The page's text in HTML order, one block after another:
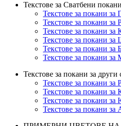
Текстове за Сватбени покани
Текстове за покани за
Текстове за покани за
Текстове за покани за
Текстове за покани
Текстове за покани за
Текстове за покани
Текстове за покани за други
Текстове за покани
Текстове за покани за
Текстове за покани
Текстове за покани за